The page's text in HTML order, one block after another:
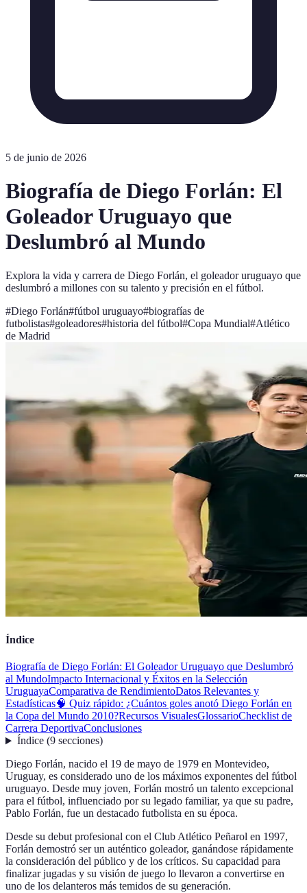
5 de junio de 2026
Biografía de Diego Forlán: El
Goleador Uruguayo que
Deslumbró al Mundo
Explora la vida y carrera de Diego Forlán, el goleador uruguayo que
deslumbró a millones con su talento y precisión en el fútbol.
#Diego Forlán#fútbol uruguayo#biografías de
futbolistas#goleadores#historia del fútbol#Copa Mundial#Atlético
de Madrid
Índice
Biografía de Diego Forlán: El Goleador Uruguayo que Deslumbró
al MundoImpacto Internacional y Éxitos en la Selección
UruguayaComparativa de RendimientoDatos Relevantes y
Estadísticas🧠 Quiz rápido: ¿Cuántos goles anotó Diego Forlán en
la Copa del Mundo 2010?Recursos VisualesGlossarioChecklist de
Carrera DeportivaConclusiones
Índice(9 secciones)
Diego Forlán, nacido el 19 de mayo de 1979 en Montevideo,
Uruguay, es considerado uno de los máximos exponentes del fútbol
uruguayo. Desde muy joven, Forlán mostró un talento excepcional
para el fútbol, influenciado por su legado familiar, ya que su padre,
Pablo Forlán, fue un destacado futbolista en su época.
Desde su debut profesional con el Club Atlético Peñarol en 1997,
Forlán demostró ser un auténtico goleador, ganándose rápidamente
la consideración del público y de los críticos. Su capacidad para
finalizar jugadas y su visión de juego lo llevaron a convertirse en
uno de los delanteros más temidos de su generación.